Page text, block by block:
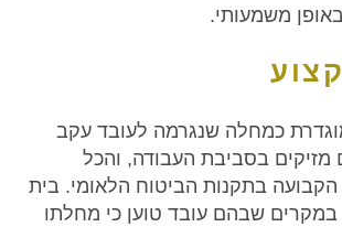
משמעותי.
כמחלה שנגרמה לעובד עקב
מזיקים בסביבת העבודה, והכל
בתקנות הביטוח הלאומי. בית
במקרים שבהם עובד טוען כי מחלתו